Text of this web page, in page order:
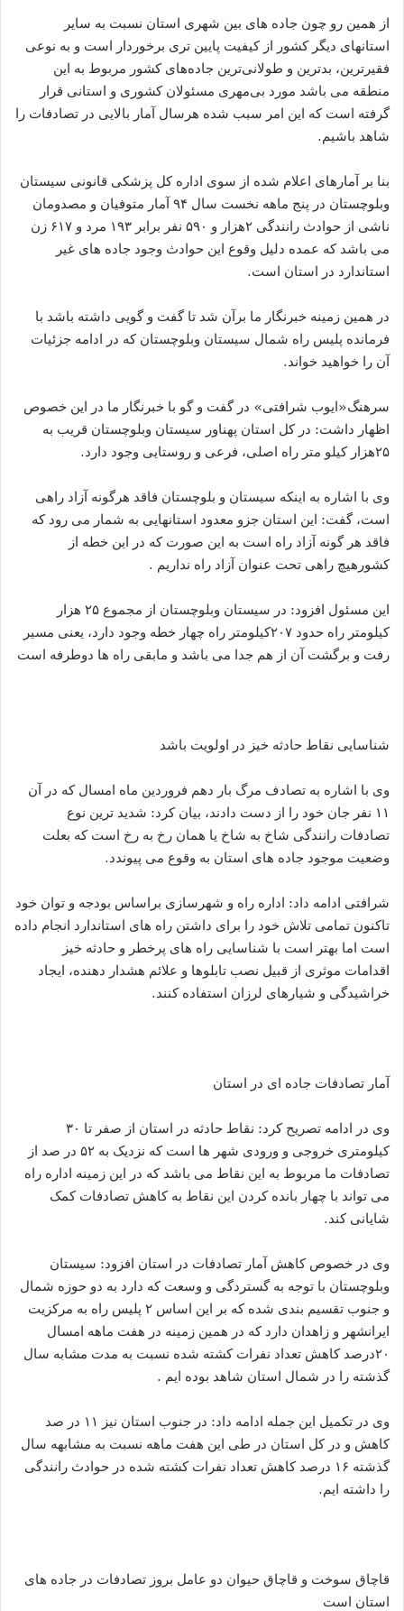
از همین رو چون جاده های بین شهری استان نسبت به سایر
استانهای دیگر کشور از کیفیت پایین تری برخوردار است و به نوعی
فقیرترین، بدترین و طولانی‌ترین جاده‌های کشور مربوط به این
منطقه می باشد مورد بی‌مهری مسئولان کشوری و استانی قرار
گرفته است که این امر سبب شده هرسال آمار بالایی در تصادفات را
شاهد باشیم.
بنا بر آمارهای اعلام شده از سوی اداره کل پزشکی قانونی سیستان
وبلوچستان در پنج ماهه نخست سال ۹۴ آمار متوفیان و مصدومان
ناشی از حوادث رانندگی ۲هزار و ۵۹۰ نفر برابر ۱۹۳ مرد و ۶۱۷ زن
می باشد که عمده دلیل وقوع این حوادث وجود جاده های غیر
استاندارد در استان است.
در همین زمینه خبرنگار ما برآن شد تا گفت و گویی داشته باشد با
فرمانده پلیس راه شمال سیستان وبلوچستان که در ادامه جزئیات
آن را خواهید خواند.
سرهنگ«ایوب شرافتی» در گفت و گو با خبرنگار ما در این خصوص
اظهار داشت: در کل استان پهناور سیستان وبلوچستان قریب به
۲۵هزار کیلو متر راه اصلی، فرعی و روستایی وجود دارد.
وی با اشاره به اینکه سیستان و بلوچستان فاقد هرگونه آزاد راهی
است، گفت: این استان جزو معدود استانهایی به شمار می رود که
فاقد هر گونه آزاد راه است به این صورت که در این خطه از
کشورهیچ راهی تحت عنوان آزاد راه نداریم .
این مسئول افزود: در سیستان وبلوچستان از مجموع ۲۵ هزار
کیلومتر راه حدود ۲۰۷کیلومتر راه چهار خطه وجود دارد، یعنی مسیر
رفت و برگشت آن از هم جدا می باشد و مابقی راه ها دوطرفه است
شناسایی نقاط حادثه خیز در اولویت باشد
وی با اشاره به تصادف مرگ بار دهم فروردین ماه امسال که در آن
۱۱ نفر جان خود را از دست دادند، بیان کرد: شدید ترین نوع
تصادفات رانندگی شاخ به شاخ یا همان رخ به رخ است که بعلت
وضعیت موجود جاده های استان به وقوع می پیوندد.
شرافتی ادامه داد: اداره راه و شهرسازی براساس بودجه و توان خود
تاکنون تمامی تلاش خود را برای داشتن راه های استاندارد انجام داده
است اما بهتر است با شناسایی راه های پرخطر و حادثه خیز
اقدامات موثری از قبیل نصب تابلوها و علائم هشدار دهنده، ایجاد
خراشیدگی و شیارهای لرزان استفاده کنند.
آمار تصادفات جاده ای در استان
وی در ادامه تصریح کرد: نقاط حادثه در استان از صفر تا ۳۰
کیلومتری خروجی و ورودی شهر ها است که نزدیک به ۵۲ در صد از
تصادفات ما مربوط به این نقاط می باشد که در این زمینه اداره راه
می تواند با چهار بانده کردن این نقاط به کاهش تصادفات کمک
شایانی کند.
وی در خصوص کاهش آمار تصادفات در استان افزود: سیستان
وبلوچستان با توجه به گستردگی و وسعت که دارد به دو حوزه شمال
و جنوب تقسیم بندی شده که بر این اساس ۲ پلیس راه به مرکزیت
ایرانشهر و زاهدان دارد که در همین زمینه در هفت ماهه امسال
۲۰درصد کاهش تعداد نفرات کشته شده نسبت به مدت مشابه سال
گذشته را در شمال استان شاهد بوده ایم .
وی در تکمیل این جمله ادامه داد: در جنوب استان نیز ۱۱ در صد
کاهش و در کل استان در طی این هفت ماهه نسبت به مشابهه سال
گذشته ۱۶ درصد کاهش تعداد نفرات کشته شده در حوادث رانندگی
را داشته ایم.
قاچاق سوخت و قاچاق حیوان دو عامل بروز تصادفات در جاده های
استان است